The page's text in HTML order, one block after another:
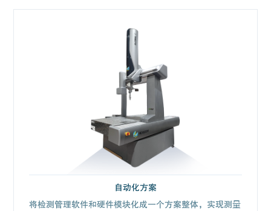
自动化方案
将检测管理软件和硬件模块化成一个方案整体，实现测量